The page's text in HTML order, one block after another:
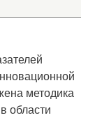
методика
области